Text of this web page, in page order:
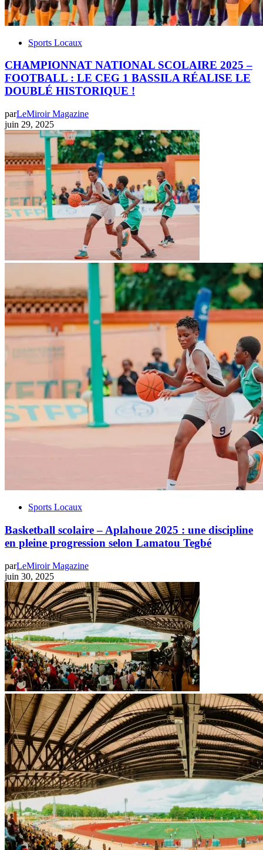
Sports Locaux
CHAMPIONNAT NATIONAL SCOLAIRE 2025 –
FOOTBALL : LE CEG 1 BASSILA RÉALISE LE
DOUBLÉ HISTORIQUE !
parLeMiroir Magazine
juin 29, 2025
Sports Locaux
Basketball scolaire – Aplahoue 2025 : une discipline
en pleine progression selon Lamatou Tegbé
parLeMiroir Magazine
juin 30, 2025